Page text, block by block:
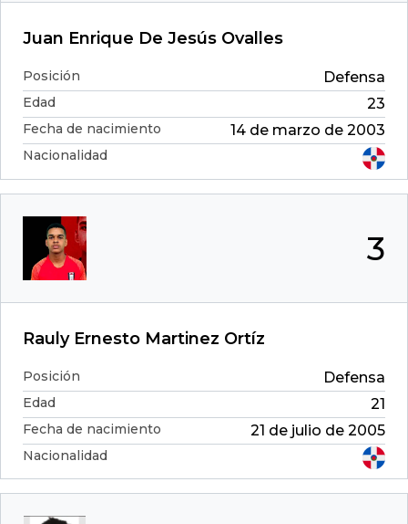
Juan Enrique De Jesús Ovalles
Posición Defensa
Edad 23
Fecha de nacimiento 14 de marzo de 2003
Nacionalidad
3
Rauly Ernesto Martinez Ortíz
Posición Defensa
Edad 21
Fecha de nacimiento 21 de julio de 2005
Nacionalidad